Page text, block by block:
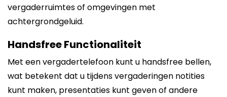
vergaderruimtes of omgevingen met
achtergrondgeluid.
Handsfree Functionaliteit
Met een vergadertelefoon kunt u handsfree bellen,
wat betekent dat u tijdens vergaderingen notities
kunt maken, presentaties kunt geven of andere